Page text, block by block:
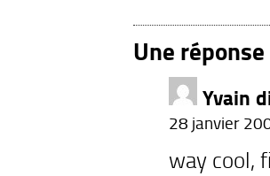
Une
Yvain
28 janvier
way cool,